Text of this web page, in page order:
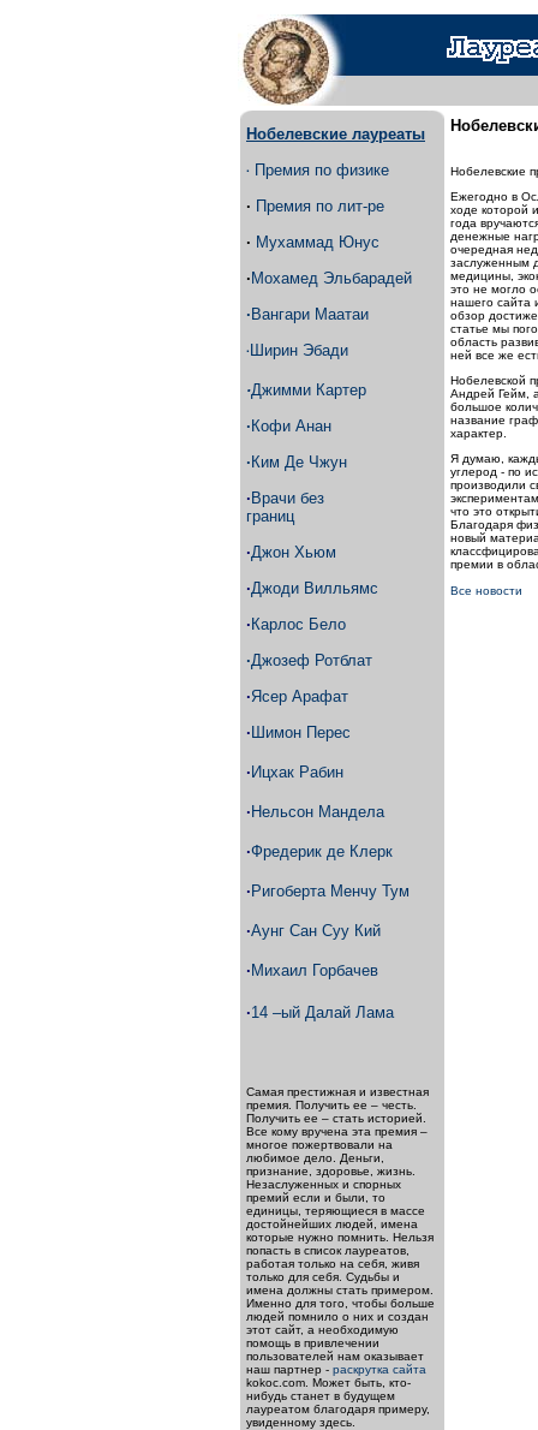
Нобелевские лауреаты
·
Премия по физике
· Премия по лит-ре
· Мухаммад Юнус
· Мохамед Эльбарадей
· Вангари Маатаи
· Ширин Эбади
·Джимми Картер
· Кофи Анан
· Ким Де Чжун
· Врачи без
границ
·Джон Хьюм
·Джоди Вилльямс
· Карлос Бело
·Джозеф Ротблат
·Ясер Арафат
· Шимон Перес
· Ицхак Рабин
· Нельсон Мандела
·Фредерик де Клерк
· Ригоберта Менчу Тум
·Аунг Сан Суу Кий
· Михаил Горбачев
·14 –ый Далай Лама
Самая престижная и известная
премия. Получить ее – честь.
Получить ее – стать историей.
Все кому вручена эта премия –
многое пожертвовали на
любимое дело. Деньги,
признание, здоровье, жизнь.
Незаслуженных и спорных
премий если и были, то
единицы, теряющиеся в массе
достойнейших людей, имена
которые нужно помнить. Нельзя
попасть в список лауреатов,
работая только на себя, живя
только для себя. Судьбы и
имена должны стать примером.
Именно для того, чтобы больше
людей помнило о них и создан
этот сайт, а необходимую
помощь в привлечении
пользователей нам оказывает
наш партнер - раскрутка сайта
kokoc.com. Может быть, кто-
нибудь станет в будущем
лауреатом благодаря примеру,
увиденному здесь.
Нобелевские
Ежегодно в
ходе которой
года
денежные
очередная
заслуженным
медицины,
это не могло
нашего сайта
обзор
статье мы
область
ней все же
Нобелевской
Андрей Гейм,
большое
название
характер.
Я думаю,
углерод - по
производили
что это
Благодаря
новый
премии в
Все новости